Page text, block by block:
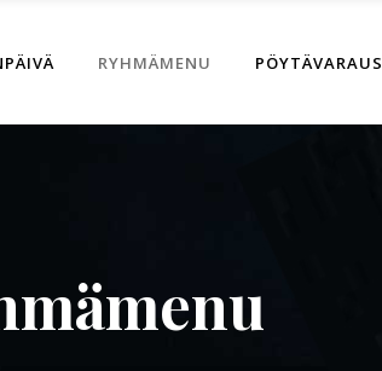
RYHMÄMENU PÖYTÄVARAUS